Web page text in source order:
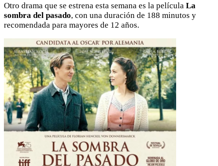
Otro drama que se estrena esta semana es la película La
sombra del pasado, con una duración de 188 minutos y
recomendada para mayores de 12 años.